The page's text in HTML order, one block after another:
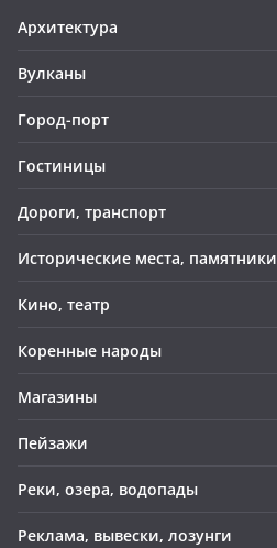
Архитектура
Вулканы
Город-порт
Гостиницы
Дороги, транспорт
Исторические места, памятники
Кино, театр
Коренные народы
Магазины
Пейзажи
Реки, озера, водопады
Реклама, вывески, лозунги